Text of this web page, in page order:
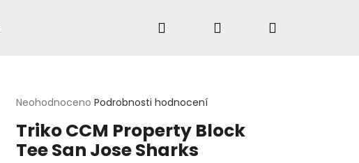
Přihlášení
Průměrné
produktu
je
0,0
Neohodnoceno Podrobnosti hodnocení
Triko CCM Property Block
Tee San Jose Sharks